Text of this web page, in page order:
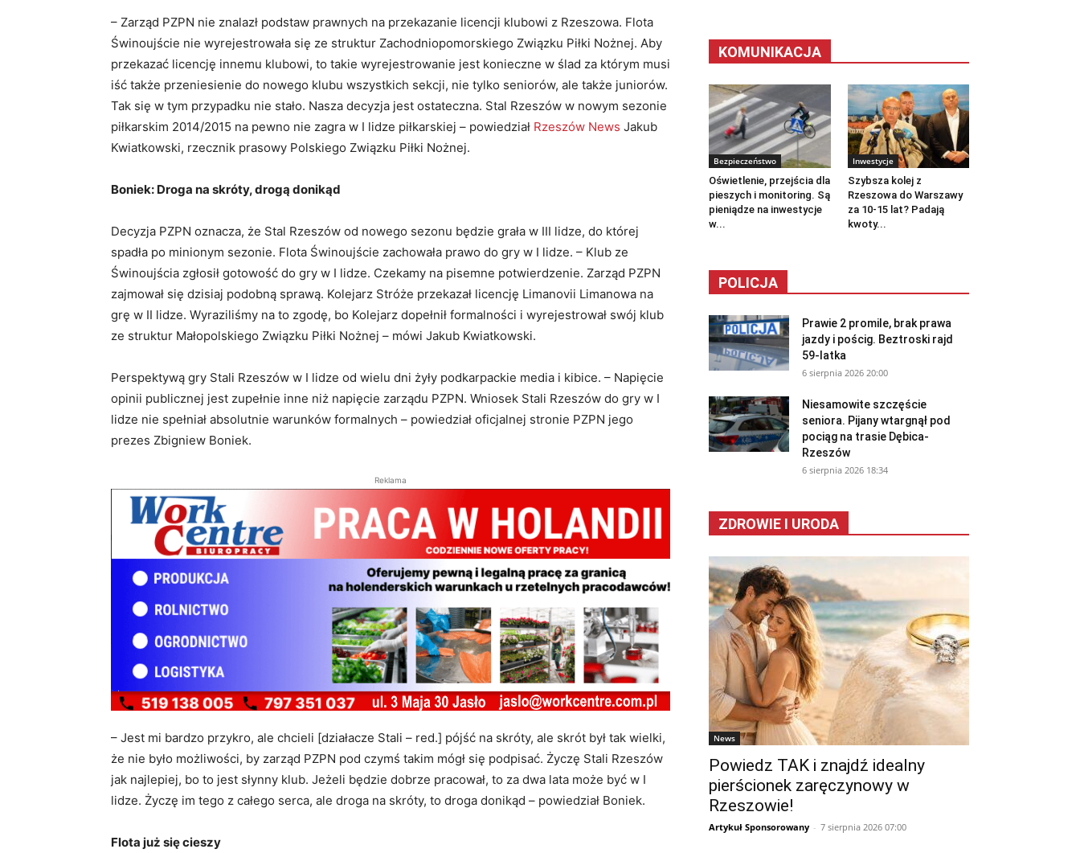
– Zarząd PZPN nie znalazł podstaw prawnych na przekazanie licencji klubowi z Rzeszowa. Flota
Świnoujście nie wyrejestrowała się ze struktur Zachodniopomorskiego Związku Piłki Nożnej. Aby
przekazać licencję innemu klubowi, to takie wyrejestrowanie jest konieczne w ślad za którym musi
iść także przeniesienie do nowego klubu wszystkich sekcji, nie tylko seniorów, ale także juniorów.
Tak się w tym przypadku nie stało. Nasza decyzja jest ostateczna. Stal Rzeszów w nowym sezonie
piłkarskim 2014/2015 na pewno nie zagra w I lidze piłkarskiej – powiedział Rzeszów News Jakub
Kwiatkowski, rzecznik prasowy Polskiego Związku Piłki Nożnej.
Boniek: Droga na skróty, drogą donikąd
Decyzja PZPN oznacza, że Stal Rzeszów od nowego sezonu będzie grała w III lidze, do której
spadła po minionym sezonie. Flota Świnoujście zachowała prawo do gry w I lidze. – Klub ze
Świnoujścia zgłosił gotowość do gry w I lidze. Czekamy na pisemne potwierdzenie. Zarząd PZPN
zajmował się dzisiaj podobną sprawą. Kolejarz Stróże przekazał licencję Limanovii Limanowa na
grę w II lidze. Wyraziliśmy na to zgodę, bo Kolejarz dopełnił formalności i wyrejestrował swój klub
ze struktur Małopolskiego Związku Piłki Nożnej – mówi Jakub Kwiatkowski.
Perspektywą gry Stali Rzeszów w I lidze od wielu dni żyły podkarpackie media i kibice. – Napięcie
opinii publicznej jest zupełnie inne niż napięcie zarządu PZPN. Wniosek Stali Rzeszów do gry w I
lidze nie spełniał absolutnie warunków formalnych – powiedział oficjalnej stronie PZPN jego
prezes Zbigniew Boniek.
Reklama
– Jest mi bardzo przykro, ale chcieli [działacze Stali – red.] pójść na skróty, ale skrót był tak wielki,
że nie było możliwości, by zarząd PZPN pod czymś takim mógł się podpisać. Życzę Stali Rzeszów
jak najlepiej, bo to jest słynny klub. Jeżeli będzie dobrze pracował, to za dwa lata może być w I
lidze. Życzę im tego z całego serca, ale droga na skróty, to droga donikąd – powiedział Boniek.
Flota już się cieszy
KOMUNIKACJA
Bezpieczeństwo
Oświetlenie, przejścia dla
pieszych i monitoring. Są
pieniądze na inwestycje
w...
Inwestycje
Szybsza kolej z
Rzeszowa do Warszawy
za 10-15 lat? Padają
kwoty...
POLICJA
Prawie 2 promile, brak prawa
jazdy i pościg. Beztroski rajd
59-latka
6 sierpnia 2026 20:00
Niesamowite szczęście
seniora. Pijany wtargnął pod
pociąg na trasie Dębica-
Rzeszów
6 sierpnia 2026 18:34
ZDROWIE I URODA
News
Powiedz TAK i znajdź idealny
pierścionek zaręczynowy w
Rzeszowie!
Artykuł Sponsorowany - 7 sierpnia 2026 07:00